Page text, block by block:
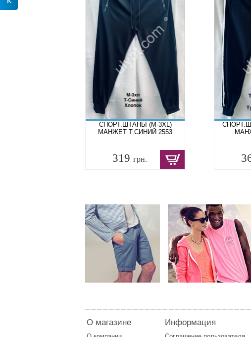
СПОРТ.ШТАНЫ (M-3XL)
МАНЖЕТ Т.СИНИЙ 2553
319 грн.
О магазине Информация